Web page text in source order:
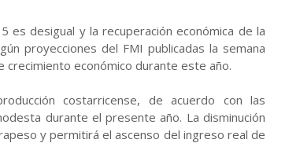
es desigual y la recuperación económica de la
proyecciones del FMI publicadas la semana
crecimiento económico durante este año.
costarricense, de acuerdo con las
durante el presente año. La disminución
y permitirá el ascenso del ingreso real de